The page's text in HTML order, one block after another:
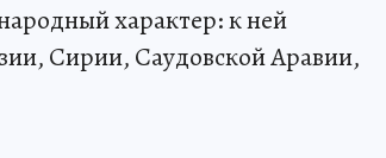
характер: к ней
Сирии, Саудовской Аравии,